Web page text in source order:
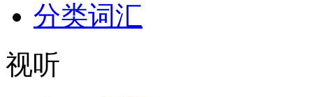
分类词汇
视听